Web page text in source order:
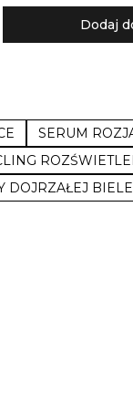
Dodaj
SERUM
DOJRZAŁEJ